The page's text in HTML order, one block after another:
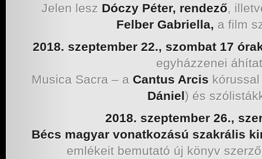
Jelen lesz Dóczy Péter, rendező,
Felber Gabriella, a film
2018. szeptember 22., szombat 17
egyházzenei
Musica Sacra – a Cantus Arcis
Dániel) és
2018. szeptember 26.,
Bécs magyar vonatkozású szakrális
emlékeit bemutató új könyv